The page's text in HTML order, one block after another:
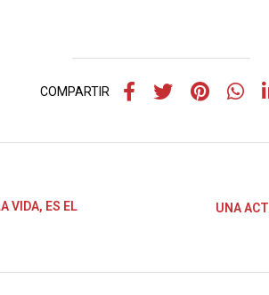
COMPARTIR
VIDA, ES EL
UNA